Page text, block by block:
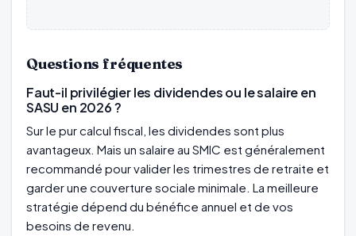
Questions fréquentes
Faut-il privilégier les dividendes ou le salaire en
SASU en 2026 ?
Sur le pur calcul fiscal, les dividendes sont plus
avantageux. Mais un salaire au SMIC est généralement
recommandé pour valider les trimestres de retraite et
garder une couverture sociale minimale. La meilleure
stratégie dépend du bénéfice annuel et de vos
besoins de revenu.